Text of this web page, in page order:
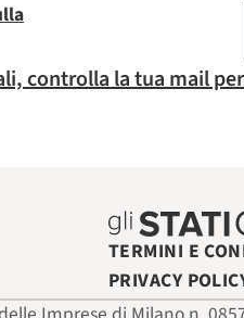
controlla la tua mail
TERMINI E
PRIVACY